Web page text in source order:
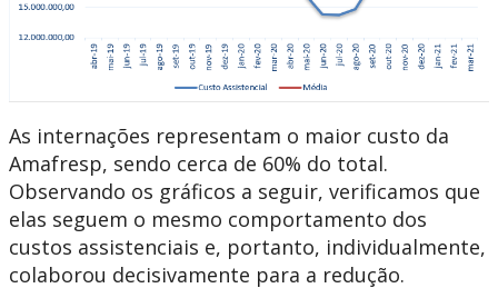
As internações representam o maior custo da
Amafresp, sendo cerca de 60% do total.
Observando os gráficos a seguir, verificamos que
elas seguem o mesmo comportamento dos
custos assistenciais e, portanto, individualmente,
colaborou decisivamente para a redução.